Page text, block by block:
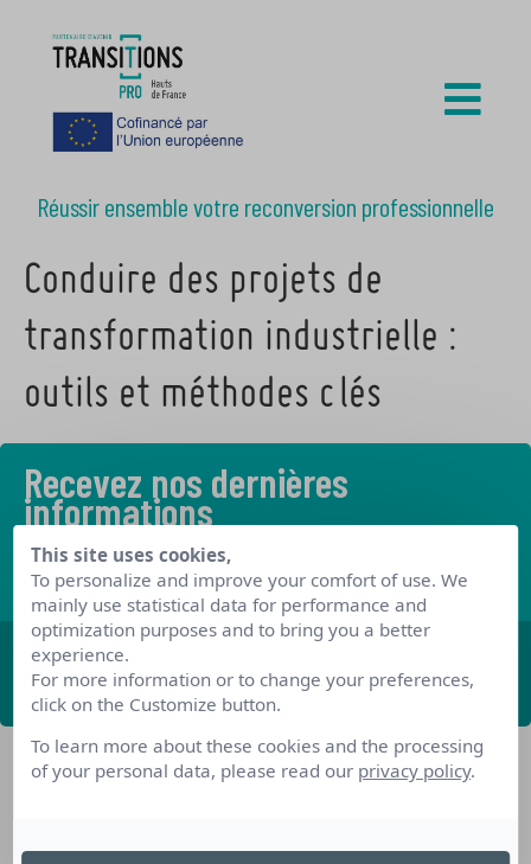
Réussir ensemble votre reconversion professionnelle
Conduire des projets de
transformation industrielle :
outils et méthodes clés
Recevez nos dernières
informations
Découvrez les derniers articles de notre blog
ABONNEZ-VOUS
This site uses cookies,
To personalize and improve your comfort of use. We
mainly use statistical data for performance and
optimization purposes and to bring you a better
experience.
For more information or to change your preferences,
click on the Customize button.
To learn more about these cookies and the processing
of your personal data, please read our privacy policy.